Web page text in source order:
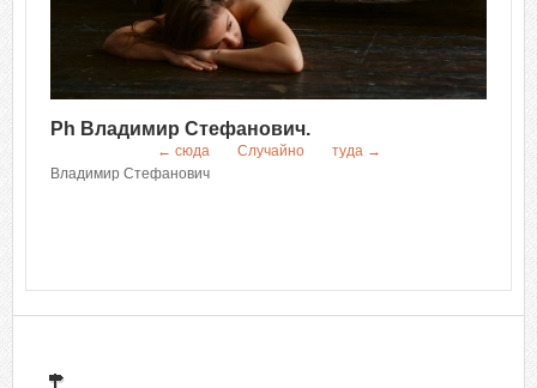
Ph Владимир Стефанович.
← сюда Случайно
туда →
Владимир Стефанович